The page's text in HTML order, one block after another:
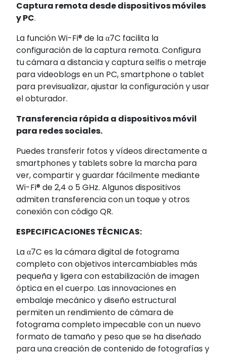
Captura remota desde dispositivos móviles
y PC.
La función Wi-Fi® de la α7C facilita la
configuración de la captura remota. Configura
tu cámara a distancia y captura selfis o metraje
para videoblogs en un PC, smartphone o tablet
para previsualizar, ajustar la configuración y usar
el obturador.
Transferencia rápida a dispositivos móvil
para redes sociales.
Puedes transferir fotos y vídeos directamente a
smartphones y tablets sobre la marcha para
ver, compartir y guardar fácilmente mediante
Wi-Fi® de 2,4 o 5 GHz. Algunos dispositivos
admiten transferencia con un toque y otros
conexión con código QR.
ESPECIFICACIONES TÉCNICAS:
La α7C es la cámara digital de fotograma
completo con objetivos intercambiables más
pequeña y ligera con estabilización de imagen
óptica en el cuerpo. Las innovaciones en
embalaje mecánico y diseño estructural
permiten un rendimiento de cámara de
fotograma completo impecable con un nuevo
formato de tamaño y peso que se ha diseñado
para una creación de contenido de fotografías y